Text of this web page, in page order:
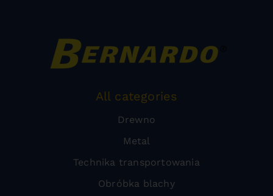
All categories
Drewno
Metal
Technika transportowania
Obróbka blachy